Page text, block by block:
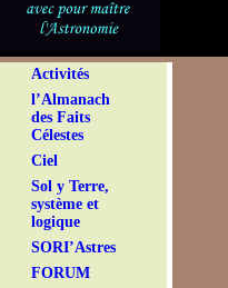
Activités
l’Almanach
des Faits
Célestes
Ciel
Sol y Terre,
système et
logique
SORI’Astres
FORUM